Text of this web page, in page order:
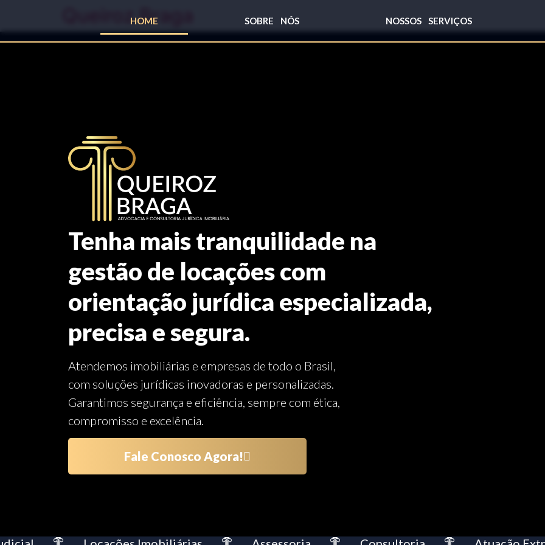
HOME SOBRE NÓS NOSSOS SERVIÇOS
Queiroz Braga
Tenha mais tranquilidade na
gestão de locações com
orientação jurídica especializada,
precisa e segura.
Atendemos imobiliárias e empresas de todo o Brasil,
com soluções jurídicas inovadoras e personalizadas.
Garantimos segurança e eficiência, sempre com ética,
compromisso e excelência.
Fale Conosco Agora!